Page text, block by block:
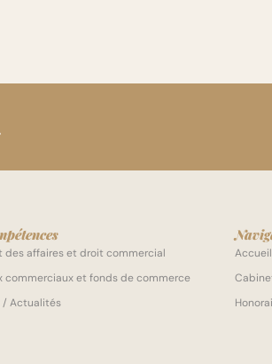
des affaires et droit commercial
commerciaux et fonds de commerce
/ Actualités
Accueil